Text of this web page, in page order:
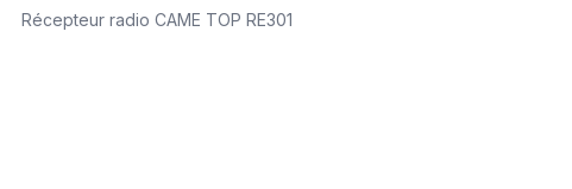
Récepteur radio CAME TOP RE301